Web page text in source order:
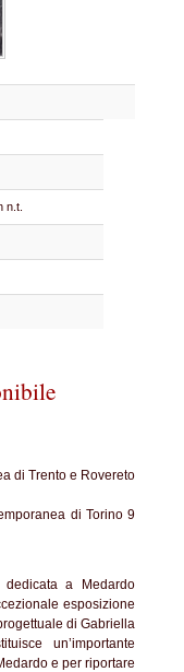
n.t.
di Trento e Rovereto
di Torino 9
dedicata a Medardo
esposizione
di Gabriella
un’importante
e per riportare